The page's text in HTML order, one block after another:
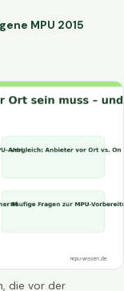
MPU 2015
die vor der